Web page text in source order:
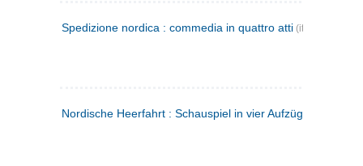
Spedizione nordica : commedia in quattro atti (italiensk)
Nordische Heerfahrt : Schauspiel in vier Aufzügen